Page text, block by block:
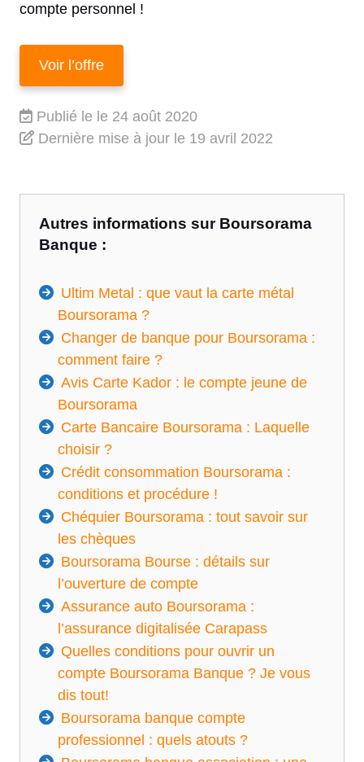
compte personnel !
Voir l’offre
Publié le le 24 août 2020
Dernière mise à jour le 19 avril 2022
Autres informations sur Boursorama
Banque :
Ultim Metal : que vaut la carte métal
Boursorama ?
Changer de banque pour Boursorama :
comment faire ?
Avis Carte Kador : le compte jeune de
Boursorama
Carte Bancaire Boursorama : Laquelle
choisir ?
Crédit consommation Boursorama :
conditions et procédure !
Chéquier Boursorama : tout savoir sur
les chèques
Boursorama Bourse : détails sur
l’ouverture de compte
Assurance auto Boursorama :
l’assurance digitalisée Carapass
Quelles conditions pour ouvrir un
compte Boursorama Banque ? Je vous
dis tout!
Boursorama banque compte
professionnel : quels atouts ?